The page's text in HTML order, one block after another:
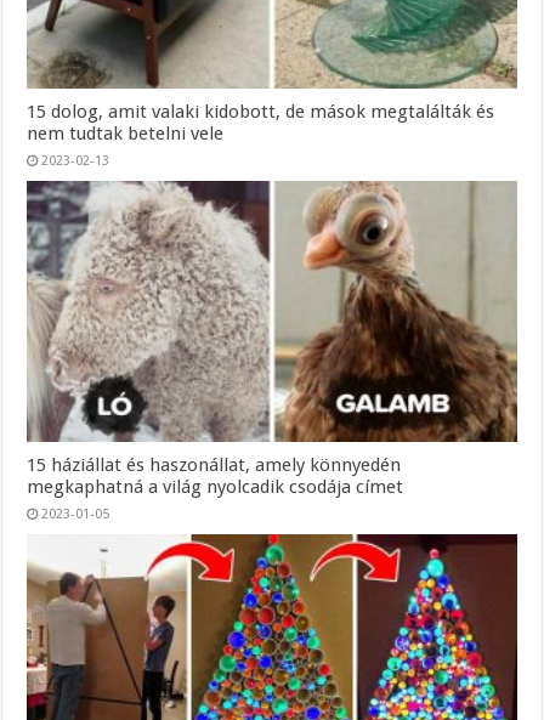
15 dolog, amit valaki kidobott, de mások megtalálták és
nem tudtak betelni vele
2023-02-13
15 háziállat és haszonállat, amely könnyedén
megkaphatná a világ nyolcadik csodája címet
2023-01-05